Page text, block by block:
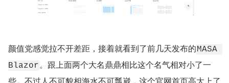
颜值党感觉拉不开差距，接着就看到了前几天发布的MASA
Blazor。跟上面两个大名鼎鼎相比这个名气相对小了一